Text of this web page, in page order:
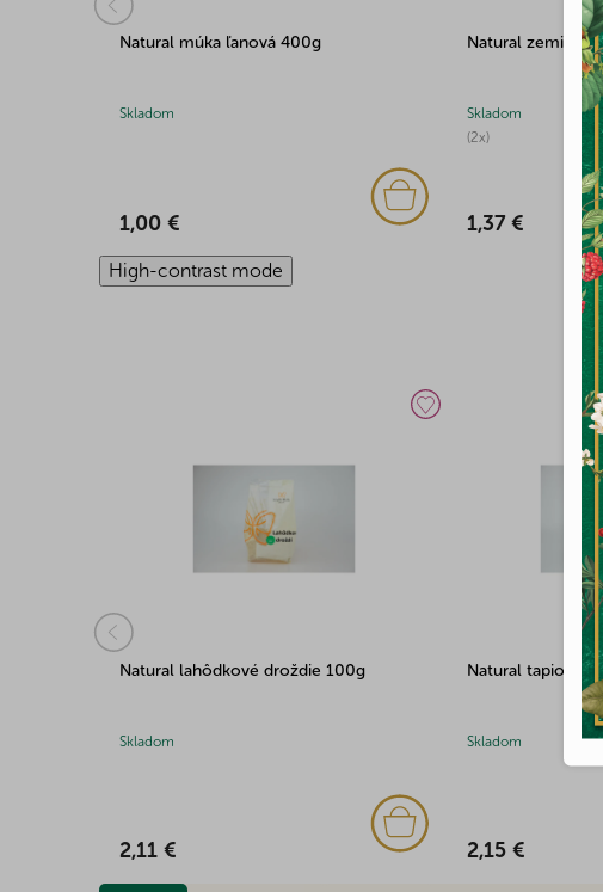
Natural múka ľanová 400g
Skladom
1,00 €
Natural
(2x)
Skladom
1,37 €
High-contrast mode
Natural lahôdkové droždie 100g
Skladom
2,11 €
Natural
Skladom
2,15 €